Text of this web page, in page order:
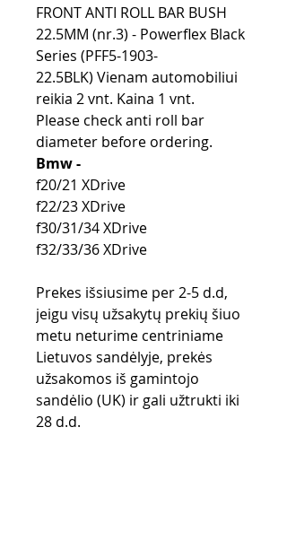
FRONT ANTI ROLL BAR BUSH
22.5MM (nr.3) - Powerflex Black
Series (PFF5-1903-
22.5BLK) Vienam automobiliui
reikia 2 vnt. Kaina 1 vnt.
Please check anti roll bar
diameter before ordering.
Bmw -
f20/21 XDrive
f22/23 XDrive
f30/31/34 XDrive
f32/33/36 XDrive
Prekes išsiusime per 2-5 d.d,
jeigu visų užsakytų prekių šiuo
metu neturime centriniame
Lietuvos sandėlyje, prekės
užsakomos iš gamintojo
sandėlio (UK) ir gali užtrukti iki
28 d.d.